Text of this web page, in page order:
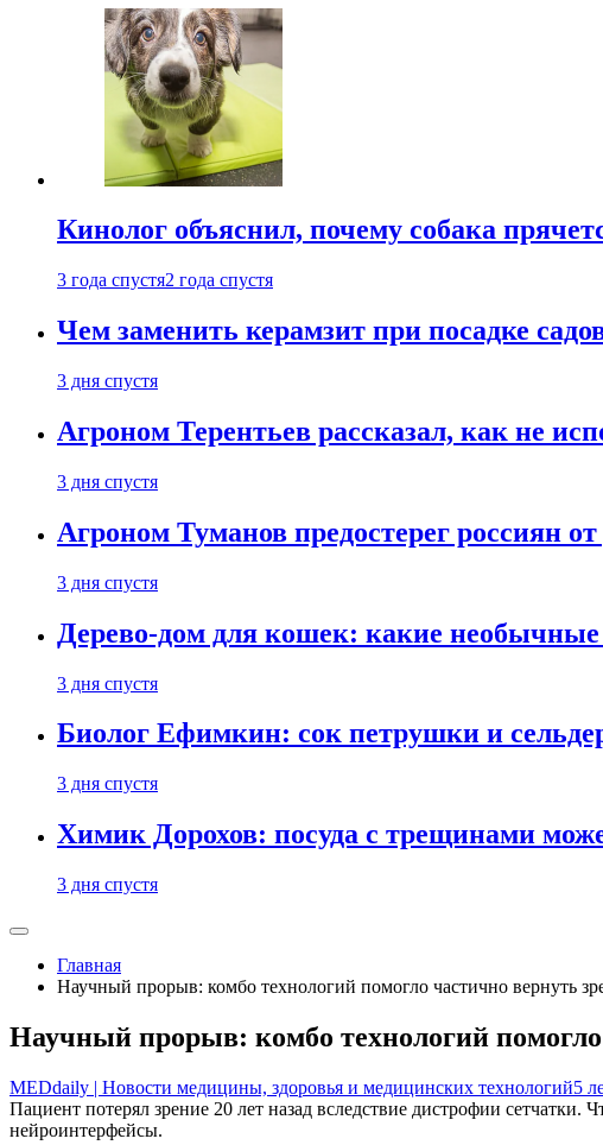
Кинолог объяснил, почему собака
3 года спустя2 года спустя
Чем заменить керамзит при посадке
3 дня спустя
Агроном Терентьев рассказал, как не
3 дня спустя
Агроном Туманов предостерег россиян
3 дня спустя
Дерево-дом для кошек: какие
3 дня спустя
Биолог Ефимкин: сок петрушки и
3 дня спустя
Химик Дорохов: посуда с трещинами
3 дня спустя
Главная
Научный прорыв: комбо технологий помогло частично вернуть
Научный прорыв: комбо технологий помогло
MEDdaily | Hовости медицины, здоровья и медицинских технологий5
Пациент потерял зрение 20 лет назад вследствие дистрофии
нейроинтерфейсы.